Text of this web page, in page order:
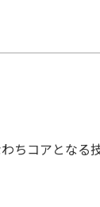
ちコアとなる